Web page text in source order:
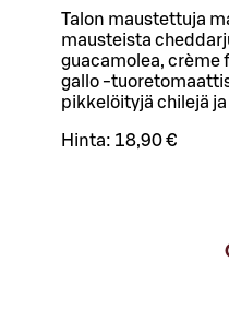
Talon maustettuja
mausteista
guacamolea, crème
gallo -
pikkelöityjä chilejä
Hinta: 18,90 €